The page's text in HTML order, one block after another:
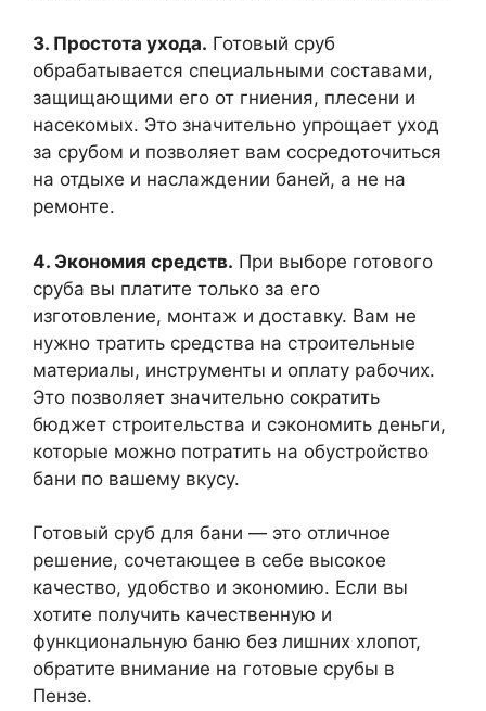
3. Простота ухода. Готовый сруб
обрабатывается специальными составами,
защищающими его от гниения, плесени и
насекомых. Это значительно упрощает уход
за срубом и позволяет вам сосредоточиться
на отдыхе и наслаждении баней, а не на
ремонте.
4. Экономия средств. При выборе готового
сруба вы платите только за его
изготовление, монтаж и доставку. Вам не
нужно тратить средства на строительные
материалы, инструменты и оплату рабочих.
Это позволяет значительно сократить
бюджет строительства и сэкономить деньги,
которые можно потратить на обустройство
бани по вашему вкусу.
Готовый сруб для бани — это отличное
решение, сочетающее в себе высокое
качество, удобство и экономию. Если вы
хотите получить качественную и
функциональную баню без лишних хлопот,
обратите внимание на готовые срубы в
Пензе.